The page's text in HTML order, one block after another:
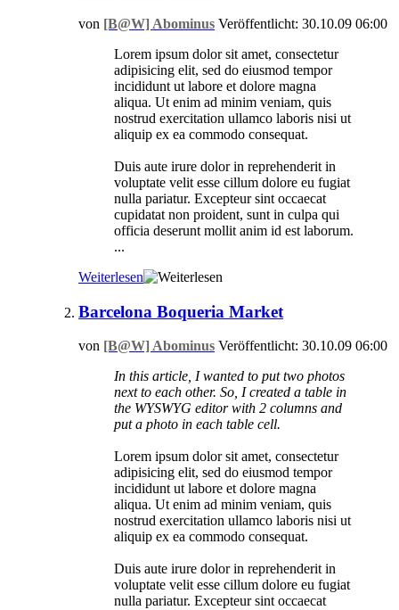
von [B@W] Abominus Veröffentlicht: 30.10.09 06:00
Lorem ipsum dolor sit amet, consectetur
adipisicing elit, sed do eiusmod tempor
incididunt ut labore et dolore magna
aliqua. Ut enim ad minim veniam, quis
nostrud exercitation ullamco laboris nisi ut
aliquip ex ea commodo consequat.
Duis aute irure dolor in reprehenderit in
voluptate velit esse cillum dolore eu fugiat
nulla pariatur. Excepteur sint occaecat
cupidatat non proident, sunt in culpa qui
officia deserunt mollit anim id est laborum.
...
Weiterlesen
Barcelona Boqueria Market
von [B@W] Abominus Veröffentlicht: 30.10.09 06:00
In this article, I wanted to put two photos
next to each other. So, I created a table in
the WYSWYG editor with 2 columns and
put a photo in each table cell.
Lorem ipsum dolor sit amet, consectetur
adipisicing elit, sed do eiusmod tempor
incididunt ut labore et dolore magna
aliqua. Ut enim ad minim veniam, quis
nostrud exercitation ullamco laboris nisi ut
aliquip ex ea commodo consequat.
Duis aute irure dolor in reprehenderit in
voluptate velit esse cillum dolore eu fugiat
nulla pariatur. Excepteur sint occaecat